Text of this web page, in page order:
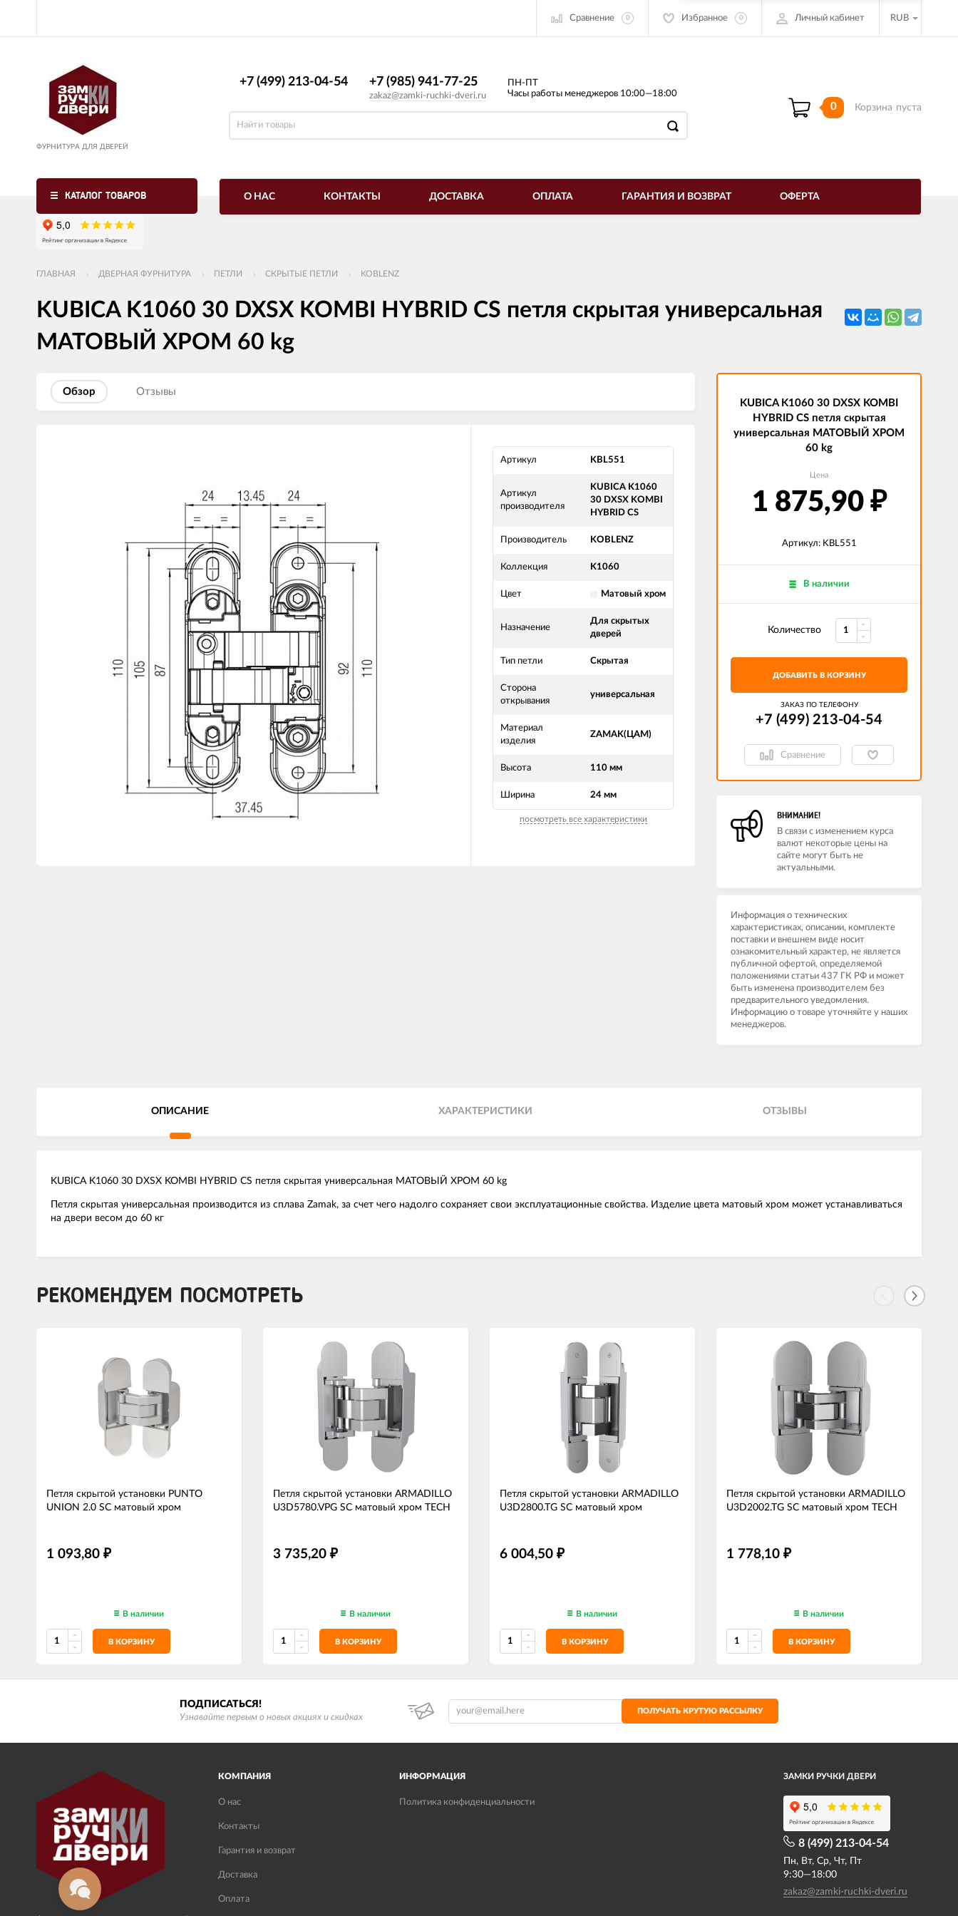
Сравнение 0 Избранное 0 Личный кабинет RUB
ФУРНИТУРА ДЛЯ ДВЕРЕЙ
+7 (499) 213-04-54​ +7 (985) 941-77-25
zakaz@zamki-ruchki-dveri.ru
ПН-ПТ
Часы работы менеджеров 10:00—18:00
0 Корзина пуста
КАТАЛОГ ТОВАРОВ О НАС КОНТАКТЫ ДОСТАВКА ОПЛАТА ГАРАНТИЯ И ВОЗВРАТ ОФЕРТА
ГЛАВНАЯ ДВЕРНАЯ ФУРНИТУРА ПЕТЛИ СКРЫТЫЕ ПЕТЛИ KOBLENZ
KUBICA K1060 30 DXSX KOMBI HYBRID CS петля скрытая универсальная
МАТОВЫЙ ХРОМ 60 kg
Обзор Отзывы
Артикул KBL551
Артикул
производителя
KUBICA K1060
30 DXSX KOMBI
HYBRID CS
Производитель KOBLENZ
Коллекция K1060
Цвет Матовый хром
Назначение
Для скрытых
дверей
Тип петли Скрытая
Сторона
открывания
универсальная
Материал
изделия
ZAMAK(ЦАМ)
Высота 110 мм
Ширина 24 мм
посмотреть все характеристики
KUBICA K1060 30 DXSX KOMBI
HYBRID CS петля скрытая
универсальная МАТОВЫЙ ХРОМ
60 kg
Цена
1 875,90 ₽
Артикул: KBL551
В наличии
Количество
ДОБАВИТЬ В КОРЗИНУ
ЗАКАЗ ПО ТЕЛЕФОНУ
+7 (499) 213-04-54​
Сравнение
ВНИМАНИЕ!
В связи с изменением курса
валют некоторые цены на
сайте могут быть не
актуальными.
Информация о технических
характеристиках, описании, комплекте
поставки и внешнем виде носит
ознакомительный характер, не является
публичной офертой, определяемой
положениями статьи 437 ГК РФ и может
быть изменена производителем без
предварительного уведомления.
Информацию о товаре уточняйте у наших
менеджеров.
ОПИСАНИЕ ХАРАКТЕРИСТИКИ ОТЗЫВЫ
KUBICA K1060 30 DXSX KOMBI HYBRID CS петля скрытая универсальная МАТОВЫЙ ХРОМ 60 kg
Петля скрытая универсальная производится из сплава Zamak, за счет чего надолго сохраняет свои эксплуатационные свойства. Изделие цвета матовый хром может устанавливаться
на двери весом до 60 кг
РЕКОМЕНДУЕМ ПОСМОТРЕТЬ
Петля скрытой установки PUNTO
UNION 2.0 SC матовый хром
1 093,80 ₽
В наличии
В КОРЗИНУ
Петля скрытой установки ARMADILLO
U3D5780.VPG SC матовый хром TECH
3 735,20 ₽
В наличии
В КОРЗИНУ
Петля скрытой установки ARMADILLO
U3D2800.TG SC матовый хром
6 004,50 ₽
В наличии
В КОРЗИНУ
Петля скрытой установки ARMADILLO
U3D2002.TG SC матовый хром TECH
1 778,10 ₽
В наличии
В КОРЗИНУ
ПОДПИСАТЬСЯ!
Узнавайте первым о новых акциях и скидках
ПОЛУЧАТЬ КРУТУЮ РАССЫЛКУ
КОМПАНИЯ
О нас
Контакты
Гарантия и возврат
Доставка
Оплата
ИНФОРМАЦИЯ
Политика конфиденциальности
ЗАМКИ РУЧКИ ДВЕРИ
8 (499) 213-04-54​
Пн, Вт, Ср, Чт, Пт
9:30—18:00
zakaz@zamki-ruchki-dveri.ru